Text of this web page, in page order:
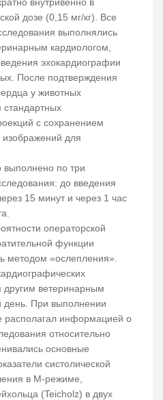
внутривенно в
дозе (0,15 мг/кг). Все
выполнялись
кардиологом,
эхокардиографии
После подтверждения
у животных
стандартных
с сохранением
изображений для
по три
до введения
15 минут и через 1 час
операторской
функции
методом «ослепления».
ветеринарным
день. При выполнении
располагал информацией о
относительно
основные
систолической
в М-режиме,
(Teicholz) в двух